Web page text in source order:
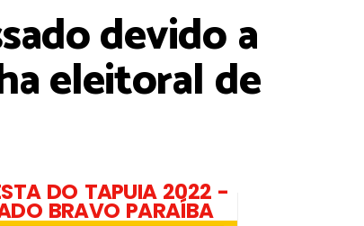
devido a
eleitoral de
DO TAPUIA 2022 -
BRAVO PARAÍBA